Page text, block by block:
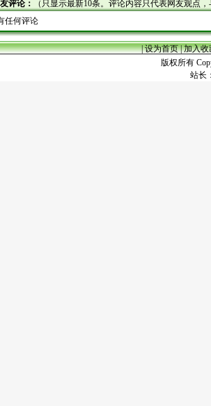
评论：
（只显示最新10条。评论内容只代表网友观点
任何评论
|设为首页|加入收
版权所有
站长